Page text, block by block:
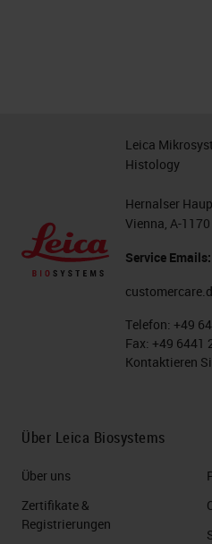
Leica
Histology
Hernalser
Vienna, A-
Service Emails:
Telefon: +49
Fax: +49 6441
Kontaktieren
Über Leica Biosystems
Über uns
Zertifikate &
Registrierungen